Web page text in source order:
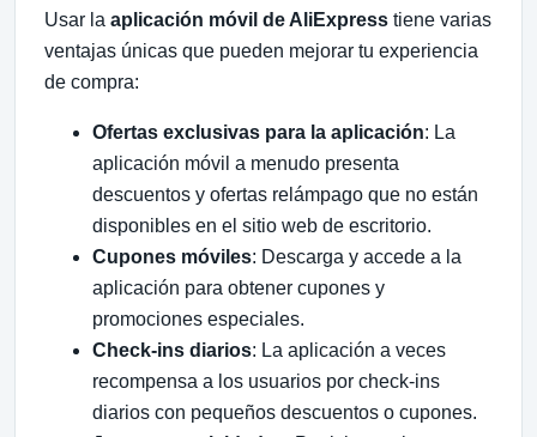
Usar la aplicación móvil de AliExpress tiene varias
ventajas únicas que pueden mejorar tu experiencia
de compra:
Ofertas exclusivas para la aplicación: La
aplicación móvil a menudo presenta
descuentos y ofertas relámpago que no están
disponibles en el sitio web de escritorio.
Cupones móviles: Descarga y accede a la
aplicación para obtener cupones y
promociones especiales.
Check-ins diarios: La aplicación a veces
recompensa a los usuarios por check-ins
diarios con pequeños descuentos o cupones.